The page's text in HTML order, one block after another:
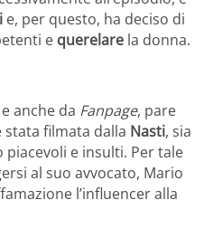
e, per questo, ha deciso di
e querelare la donna.
anche da Fanpage, pare
stata filmata dalla Nasti, sia
e insulti. Per tale
al suo avvocato, Mario
l’influencer alla